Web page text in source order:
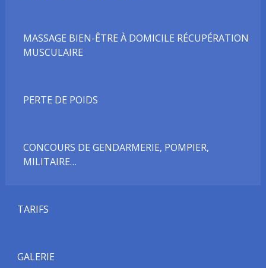
MASSAGE BIEN-ÊTRE À DOMICILE RÉCUPÉRATION
MUSCULAIRE
PERTE DE POIDS
CONCOURS DE GENDARMERIE, POMPIER,
MILITAIRE…
TARIFS
GALERIE